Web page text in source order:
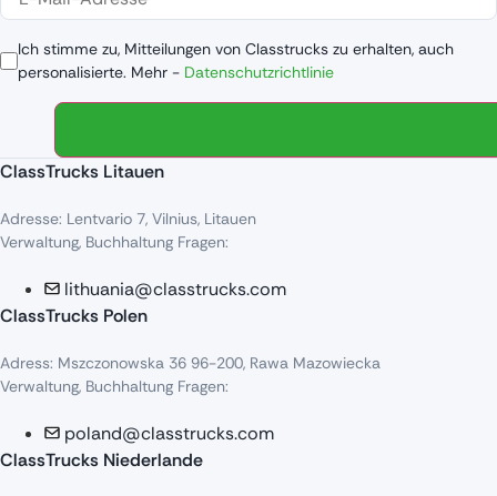
Ich stimme zu, Mitteilungen von Classtrucks zu erhalten, auch
personalisierte. Mehr - Datenschutzrichtlinie
ClassTrucks Litauen
Adresse: Lentvario 7, Vilnius, Litauen
Verwaltung, Buchhaltung Fragen:
lithuania@classtrucks.com
ClassTrucks Polen
Adress: Mszczonowska 36 96-200, Rawa Mazowiecka
Verwaltung, Buchhaltung Fragen:
poland@classtrucks.com
ClassTrucks Niederlande​